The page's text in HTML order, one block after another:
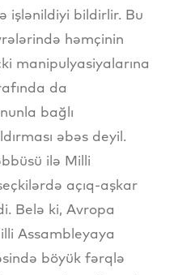
işlənildiyi bildirlir. Bu
həmçinin
manipulyasiyalarına
da
bağlı
əbəs deyil.
ilə Milli
açıq-aşkar
Belə ki, Avropa
Assambleyaya
böyük fərqlə